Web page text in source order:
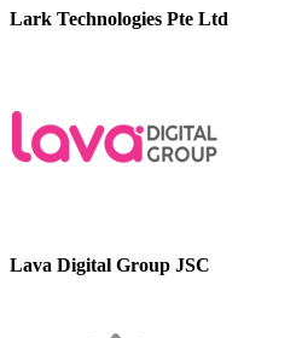
Lark Technologies Pte Ltd
Lava Digital Group JSC